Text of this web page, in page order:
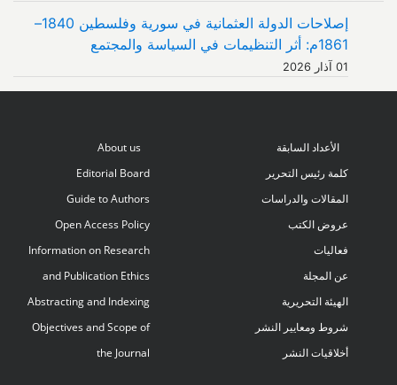
إصلاحات الدولة العثمانية في سورية وفلسطين 1840–
1861م: أثر التنظيمات في السياسة والمجتمع
الأعداد السابقة
كلمة رئيس التحرير
المقالات والدراسات
عروض الكتب
فعاليات
عن المجلة
الهيئة التحريرية
شروط ومعايير النشر
أخلاقيات النشر
About us
Editorial Board
Guide to Authors
Open Access Policy
Information on Research
and Publication Ethics
Abstracting and Indexing
Objectives and Scope of
the Journal